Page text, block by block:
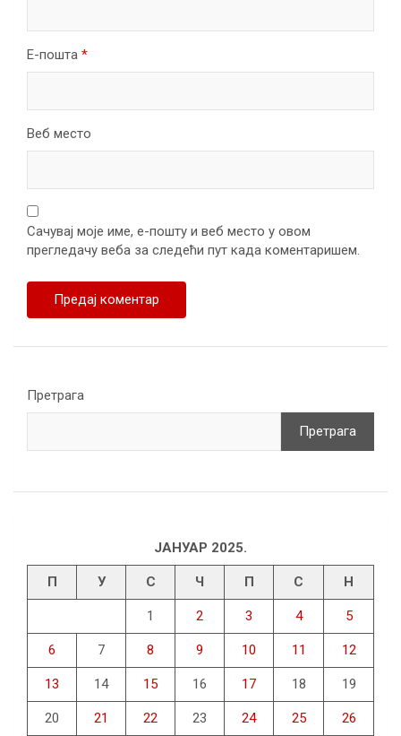
Е-пошта *
Веб место
Сачувај моје име, е-пошту и веб место у овом
прегледачу веба за следећи пут када коментаришем.
Претрага
Претрага
ЈАНУАР 2025.
П У С Ч П С Н
1 2 3 4 5
6 7 8 9 10 11 12
13 14 15 16 17 18 19
20 21 22 23 24 25 26